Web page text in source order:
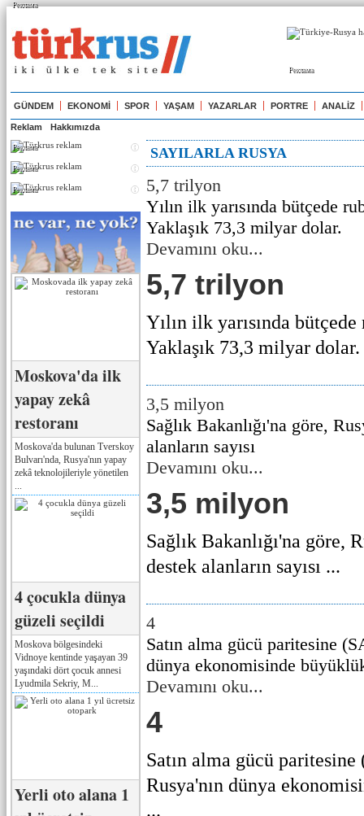
Реклама
Реклама
GÜNDEM EKONOMİ SPOR YAŞAM YAZARLAR PORTRE ANALİZ
Reklam Hakkımızda
Реклама
Реклама
Реклама
Moskova'da ilk
yapay zekâ
restoranı
Moskova'da bulunan Tverskoy
Bulvarı'nda, Rusya'nın yapay
zekâ teknolojileriyle yönetilen
4 çocukla dünya
güzeli seçildi
Moskova bölgesindeki
Vidnoye kentinde yaşayan 39
yaşındaki dört çocuk annesi
Lyudmila Sekriy, M...
Yerli oto alana 1
SAYILARLA RUSYA
5,7 trilyon
Yılın ilk yarısında bütçede
Yaklaşık 73,3 milyar dolar.
Devamını oku...
5,7 trilyon
Yılın ilk yarısında
Yaklaşık 73,3 milyar dolar.
3,5 milyon
Sağlık Bakanlığı'na göre,
alanların sayısı
Devamını oku...
3,5 milyon
Sağlık Bakanlığı'na göre,
destek alanların sayısı ...
4
Satın alma gücü paritesine
dünya ekonomisinde
Devamını oku...
4
Satın alma gücü paritesine
Rusya'nın dünya
...